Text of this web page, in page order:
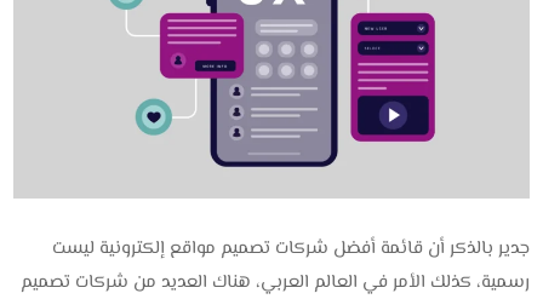
جدير بالذكر أن قائمة أفضل شركات تصميم مواقع إلكترونية ليست
رسمية، كذلك الأمر في العالم العربي، هناك العديد من شركات تصميم